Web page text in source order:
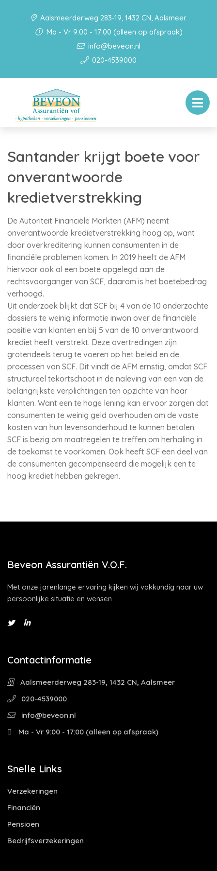
Aalsmeerderweg 283-19, 1432 CN, Aalsmeer
Ma - Vr 9:00 - 17:00 (alleen op afspraak)
info@beveon.nl
020-4539000
Santander krijgt boete voor
onverantwoorde
kredietverstrekking
De Autoriteit Financiële Markten (AFM) neemt
onverantwoorde kredietverstrekking hoog op, want
door overkreditering kunnen consumenten in de
financiële problemen komen. In 2019 heeft de AFM
hiervoor ook al een boete opgelegd aan de
rechtsvoorganger van SCF, daarom is het boetebedrag
verhoogd.
Uit onderzoek blijkt dat SCF bij 4 van de 10 onderzochte
dossiers te weinig informatie inwon over de financiële
positie van klanten en bij 5 van de 10 onverantwoord
krediet heeft verstrekt. Deze overtredingen zijn
grotendeels terug te voeren op het beleid en de
processen van SCF. Dit vindt de AFM ernstig, omdat SCF
structureel tekortschoot in de naleving van een van de
belangrijkste verplichtingen ten opzichte van haar
klanten. Want een te hoge lening kan ervoor zorgen dat
consumenten te weinig geld overhouden om de vaste
kosten van hun levensonderhoud te kunnen betalen.
SCF is bezig om maatregelen te treffen om herhaling in
de toekomst te voorkomen. Ook heeft SCF een deel van
de consumenten gecompenseerd die mogelijk een te
hoog krediet hebben gekregen.
Beveon Assurantiën V.O.F.
Met onze jarenlange ervaring kijken wij vakkundig naar uw
persoonlijke situatie en wensen.
Contactinformatie
Aalsmeerderweg 283-19, 1432 CN, Aalsmeer
020-4539000
info@beveon.nl
Ma - Vr 9:00 - 17:00 (alleen op afspraak)
Snelle Links
Verzekeringen
Financiën
Pensioen
Bedrijfsverzekeringen